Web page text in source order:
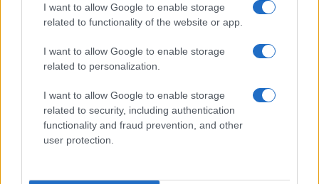
I want to allow Google to enable storage
related to functionality of the website or app.
I want to allow Google to enable storage
related to personalization.
I want to allow Google to enable storage
related to security, including authentication
functionality and fraud prevention, and other
user protection.
Pausa caffè impeccabile: come scegliere la
soluzione ideale per la casa e l’ufficio
Monte Pino, la fine di un lungo dolore: storia e
rinascita della strada che segnò la Gallura
Raid nelle campagne di Berchidda, rischio per